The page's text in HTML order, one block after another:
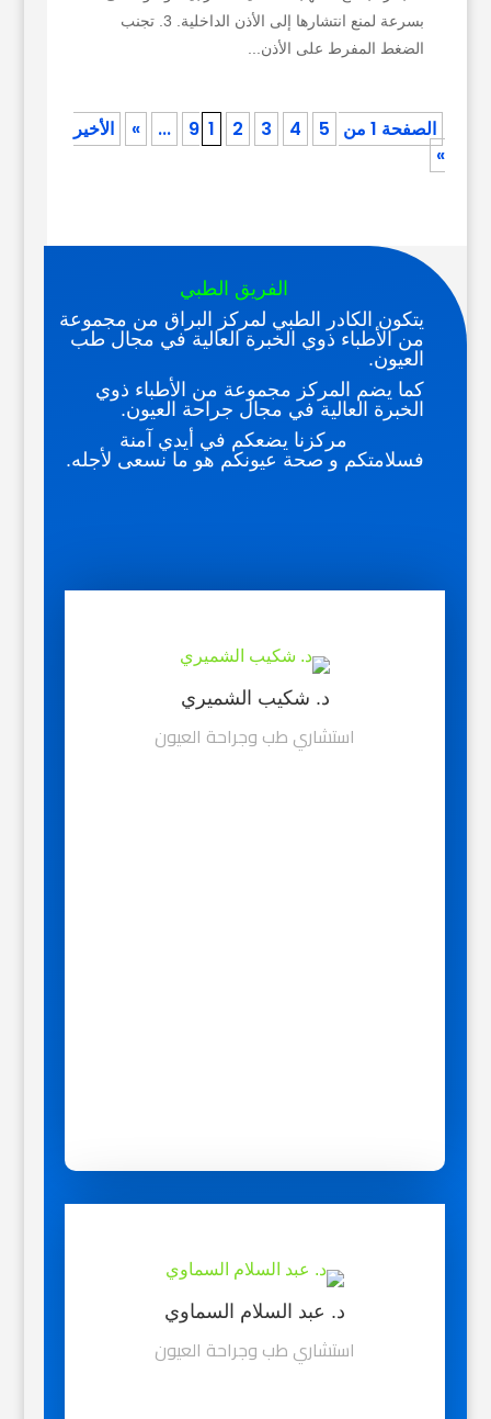
بسرعة لمنع انتشارها إلى الأذن الداخلية. 3. تجنب
الضغط المفرط على الأذن...
الصفحة 1 من 9 1 2 3 4 5
...
»
الأخير
»
الفريق الطبي
يتكون الكادر الطبي لمركز البراق من مجموعة
من الأطباء ذوي الخبرة العالية في مجال طب
العيون.
كما يضم المركز مجموعة من الأطباء ذوي
الخبرة العالية في مجال جراحة العيون.
مركزنا يضعكم في أيدي آمنة
فسلامتكم و صحة عيونكم هو ما نسعى لأجله.
د. شكيب الشميري
استشاري طب وجراحة العيون
د. عبد السلام السماوي
استشاري طب وجراحة العيون